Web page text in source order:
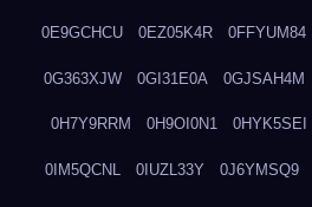
0E9GCHCU 0EZ05K4R 0FFYUM84
0G363XJW 0GI31E0A 0GJSAH4M
0H7Y9RRM 0H9OI0N1 0HYK5SEI
0IM5QCNL 0IUZL33Y 0J6YMSQ9